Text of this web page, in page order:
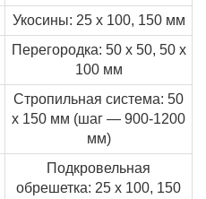
Укосины: 25 х 100, 150 мм
Перегородка: 50 х 50, 50 х
100 мм
Стропильная система: 50
х 150 мм (шаг — 900-1200
мм)
Подкровельная
обрешетка: 25 х 100, 150